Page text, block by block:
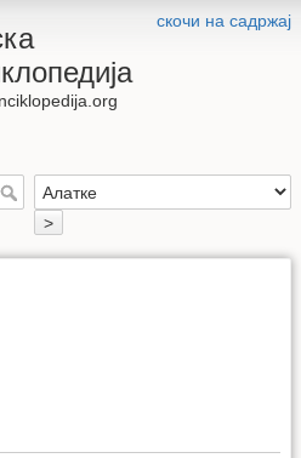
скочи на садржај
>